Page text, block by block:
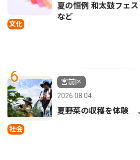
文化
夏の恒例 和太鼓フ
など
6
社会
宮前区
2026.08.04
夏野菜の収穫を体験